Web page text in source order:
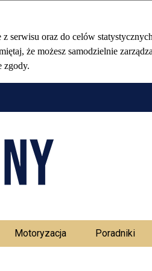
Stołeczny
Motoryzacja Poradniki